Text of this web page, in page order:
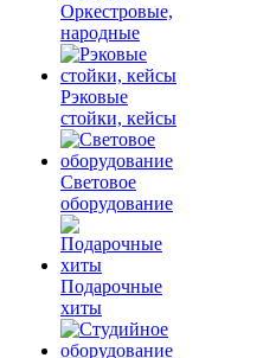
Оркестровые,
народные
Рэковые
стойки, кейсы
Световое
оборудование
Подарочные
хиты